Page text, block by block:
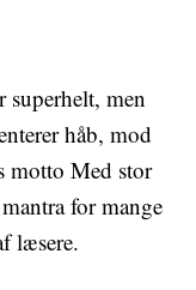
men
håb, mod
motto Med stor
for mange
læsere.